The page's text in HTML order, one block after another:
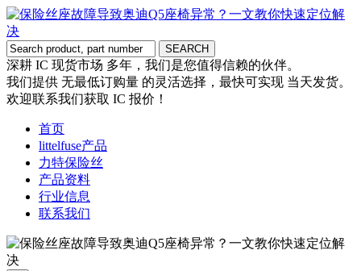
深耕 IC 现货市场 多年，我们是您值得信赖的伙伴。
我们提供 无最低订购量 的灵活选择，最快可实现 当天发货。
欢迎联系我们获取 IC 报价！
首页
littelfuse产品
力特保险丝
产品资料
行业信息
联系我们